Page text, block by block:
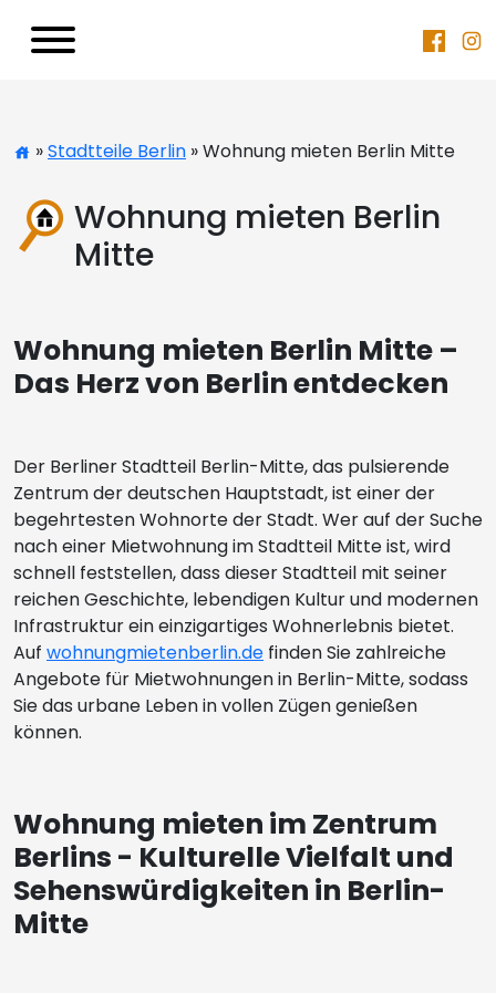
»Stadtteile Berlin » Wohnung mieten Berlin Mitte
Wohnung mieten Berlin
Mitte
Wohnung mieten Berlin Mitte –
Das Herz von Berlin entdecken
Der Berliner Stadtteil Berlin-Mitte, das pulsierende
Zentrum der deutschen Hauptstadt, ist einer der
begehrtesten Wohnorte der Stadt. Wer auf der Suche
nach einer Mietwohnung im Stadtteil Mitte ist, wird
schnell feststellen, dass dieser Stadtteil mit seiner
reichen Geschichte, lebendigen Kultur und modernen
Infrastruktur ein einzigartiges Wohnerlebnis bietet.
Auf wohnungmietenberlin.de finden Sie zahlreiche
Angebote für Mietwohnungen in Berlin-Mitte, sodass
Sie das urbane Leben in vollen Zügen genießen
können.
Wohnung mieten im Zentrum
Berlins - Kulturelle Vielfalt und
Sehenswürdigkeiten in Berlin-
Mitte